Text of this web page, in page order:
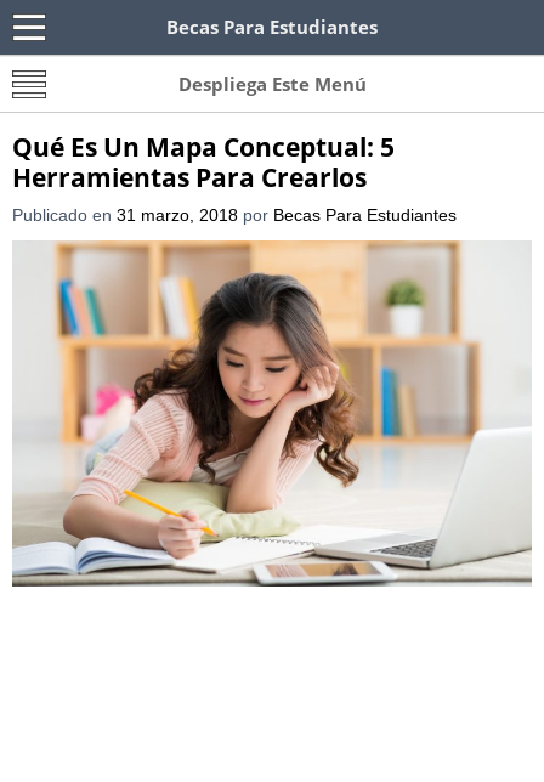
Becas Para Estudiantes
Becas Para Paraguayos
Oferta de becas para Paraguayos. Encuentra las
convocatorias y requisitos de becas para
Despliega Este Menú
Qué Es Un Mapa Conceptual: 5
Herramientas Para Crearlos
Publicado en 31 marzo, 2018 por Becas Para Estudiantes